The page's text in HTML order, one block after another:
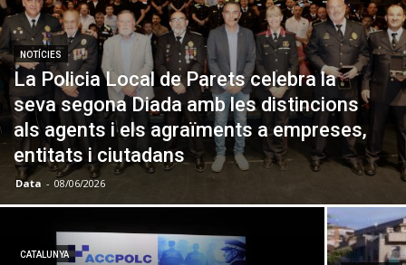
NOTÍCIES
La Policia Local de Parets celebra la
seva segona Diada amb les distincions
als agents i els agraïments a empreses,
entitats i ciutadans
Data - 08/06/2026
CATALUNYA